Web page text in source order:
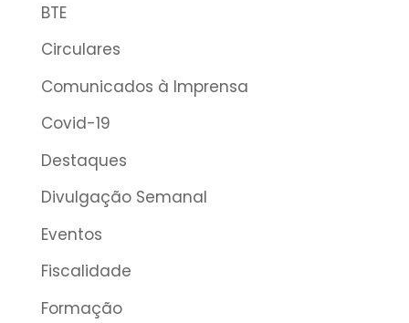
BTE
Circulares
Comunicados à Imprensa
Covid-19
Destaques
Divulgação Semanal
Eventos
Fiscalidade
Formação